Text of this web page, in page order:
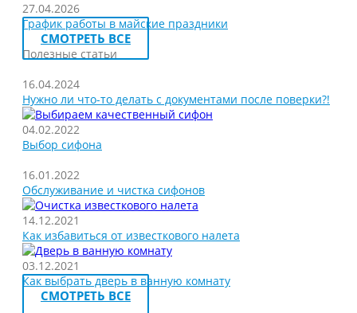
27.04.2026
График работы в майские праздники
СМОТРЕТЬ ВСЕ
Полезные статьи
16.04.2024
Нужно ли что-то делать с документами после поверки?!
04.02.2022
Выбор сифона
16.01.2022
Обслуживание и чистка сифонов
14.12.2021
Как избавиться от известкового налета
03.12.2021
Как выбрать дверь в ванную комнату
СМОТРЕТЬ ВСЕ